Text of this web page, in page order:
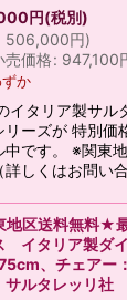
円(税別)
506,000円)
売価格: 947,100
か
イタリア製サル
リーズが 特別価
中です。 ※関東
詳しくはお問い
区送料無料★
イタリア製ダ
、チェアー
ルタレッリ社